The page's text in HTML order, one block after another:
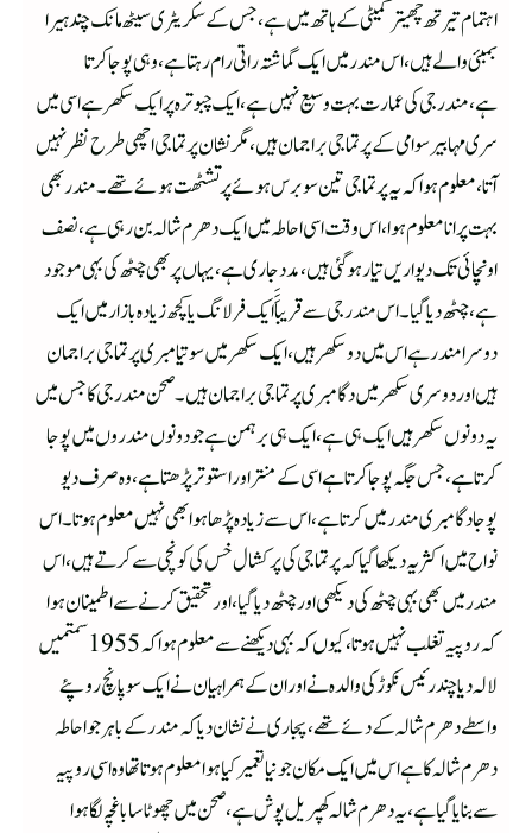
اہتمام تیرتھ چھیتر کمیٹی کے ہاتھ میں ہے،جس کے سکریٹری سیٹھ مانک چند ہیرا
بمبئی والے ہیں،اس مندر میں ایک گماشتہ راتی رام رہتا ہے،وہی پوجا کرتا
ہے،مندرجی کی عمارت بہت وسیع نہیں ہے،ایک چبوترہ پر ایک سکھر ہے اسی میں
سری مہابیر سوامی کے پرتما جی براجمان ہیں،مگر نشان پرتما جی اچھی طرح نظر نہیں
آتا، معلوم ہوا کہ یہ پرتما جی تین سوبرس ہوئے پرتشٹھت ہوئے تھے۔مندر بھی
بہت پرانا معلوم ہوا،اس وقت اسی احاطہ میں ایک دھرم شالہ بن رہی ہے، نصف
اونچائی تک دیوار یں تیار ہوگئی ہیں،مدد جاری ہے،یہاں پربھی چٹھ کی بہی موجود
ہے،چٹھ دیا گیا۔اس مندر جی سے قریباَََایک فرلانگ یا کچھ زیادہ بازار میں ایک
دوسرا مندر ہےاس میں دو سکھر ہیں، ایک سکھر میں سوتیامبری پرتماجی براجمان
ہیں اور دوسری سکھر میں دگامبری پرتما جی براجمان ہیں۔صحن مندر جی کا جس میں
یہ دونوں سکھر ہیں ایک ہی ہے،ایک ہی برہمن ہے جو دونوں مندروں میں پوجا
کرتا ہے،جس جگہ پوجا کرتا ہے اسی کے منتر اور استوتر پڑھتا ہے،وہ صرف دیو
پوجادگامبری مندرمیں کرتا ہے،اس سے زیادہ پڑھا ہوا بھی نہیں معلو م ہوتا۔اس
نواح میں اکثر یہ دیکھا گیا کہ پرتما جی کی پرکشال خس کی کونچی سے کرتے ہیں،اس
مندر میں بھی بہی چٹھ کی دیکھی اورچٹھ دیا گیا،اور تحقیق کرنے سے اطمینان ہوا
کہ روپیہ تغلب نہیں ہوتا، کیوں کہ بہی دیکھنے سے معلوم ہواکہ 1955سمتمیں
لالہ دیا چند رئیس نکوڑ کی والدہ نے اور ان کے ہمراہیان نے ایک سو پانچ روپئے
واسطے دھرم شالہ کے دئے تھے ،پجاری نے نشان دیا کہ مندر کے باہر جو احاطہ
دھرم شالہ کا ہے اس میں ایک مکان جو نیا تعمیر کیا ہوا معلوم ہوتا تھا وہ اسی روپیہ
سے بنایا گیا ہے،یہ دھرم شالہ کھپریل پوش ہے،صحن میں چھوٹا سا باغچہ لگا ہوا